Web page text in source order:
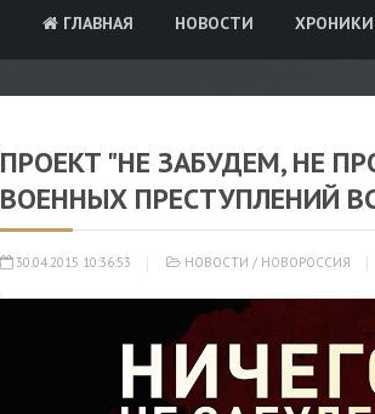
ГЛАВНАЯ НОВОСТИ
ПРОЕКТ "НЕ ЗАБУДЕМ, НЕ
ВОЕННЫХ ПРЕСТУПЛЕНИЙ
30.04.2015 10:36:53 НОВОСТИ / НОВОРОССИЯ